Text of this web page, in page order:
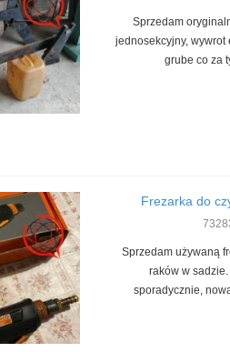
Sprzedam
jednosekcyjny, wywrot
grube co za
Frezarka do
Sprzedam używaną
raków w sadzie.
sporadycznie,